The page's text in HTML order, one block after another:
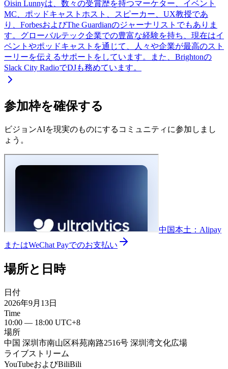
Oisin Lunnyは、数々の受賞歴を持つマーケター、イベント
MC、ポッドキャストホスト、スピーカー、UX教授であ
り、ForbesおよびThe Guardianのジャーナリストでもありま
す。グローバルテック企業での豊富な経験を持ち、現在はイ
ベントやポッドキャストを通じて、人々や企業が最高のスト
ーリーを伝えるサポートをしています。また、Brightonの
Slack City RadioでDJも務めています。
参加枠を確保する
ビジョンAIを現実のものにするコミュニティに参加しまし
ょう。
中国本土：Alipay
またはWeChat Payでのお支払い
場所と日時
日付
2026年9月13日
Time
10:00 — 18:00 UTC+8
場所
中国 深圳市南山区科苑南路2516号 深圳湾文化広場
ライブストリーム
YouTubeおよびBiliBili